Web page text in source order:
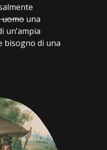
uomouna
un’ampia
bisogno di una